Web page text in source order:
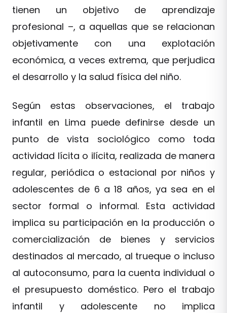
tienen un objetivo de aprendizaje
profesional –, a aquellas que se relacionan
objetivamente con una explotación
económica, a veces extrema, que perjudica
el desarrollo y la salud física del niño.
Según estas observaciones, el trabajo
infantil en Lima puede definirse desde un
punto de vista sociológico como toda
actividad lícita o ilícita, realizada de manera
regular, periódica o estacional por niños y
adolescentes de 6 a 18 años, ya sea en el
sector formal o informal. Esta actividad
implica su participación en la producción o
comercialización de bienes y servicios
destinados al mercado, al trueque o incluso
al autoconsumo, para la cuenta individual o
el presupuesto doméstico. Pero el trabajo
infantil y adolescente no implica